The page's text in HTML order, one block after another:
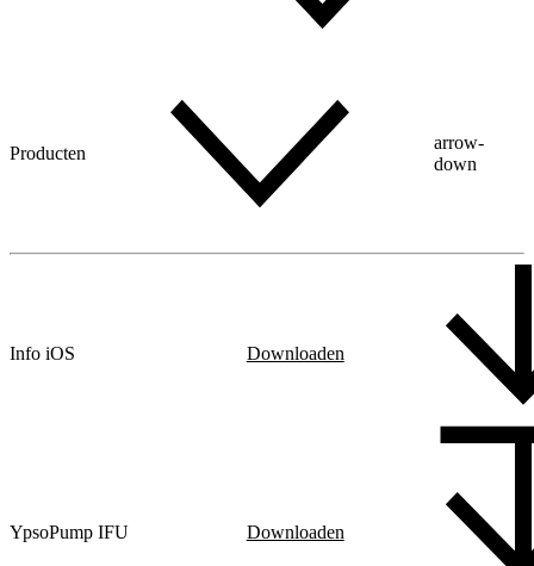
Producten
arrow-
down
Info iOS Downloaden
YpsoPump IFU Downloaden